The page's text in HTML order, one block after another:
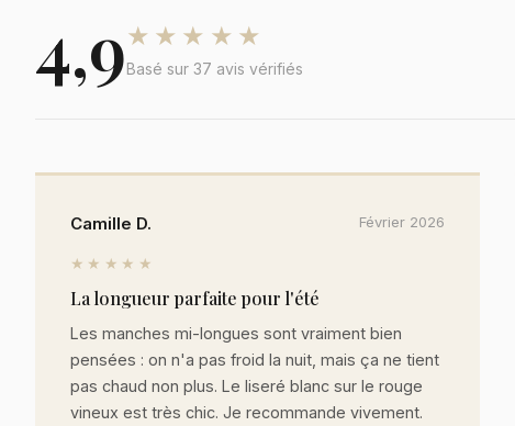
4,9★★★★★
Basé sur 37 avis vérifiés
Camille D. Février 2026
★★★★★
La longueur parfaite pour l'été
Les manches mi-longues sont vraiment bien
pensées : on n'a pas froid la nuit, mais ça ne tient
pas chaud non plus. Le liseré blanc sur le rouge
vineux est très chic. Je recommande vivement.